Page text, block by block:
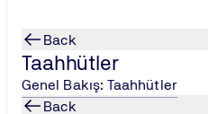
Back
Taahhütler
Genel Bakış: Taahhütler
Back